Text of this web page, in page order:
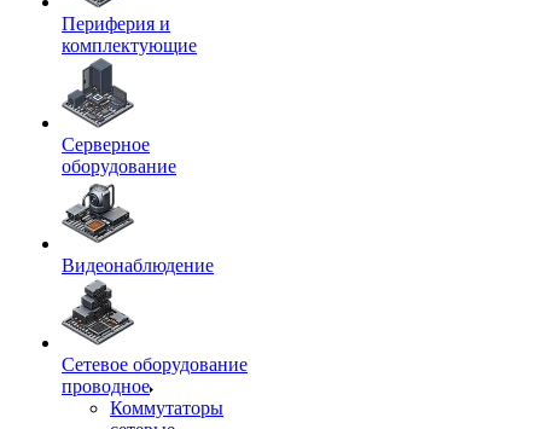
Периферия и
комплектующие
Серверное
оборудование
Видеонаблюдение
Сетевое оборудование
проводное
Коммутаторы